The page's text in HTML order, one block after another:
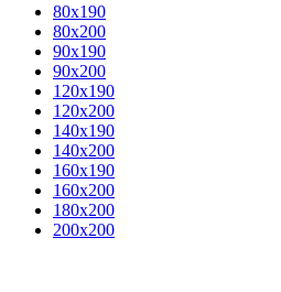
80x190
80х200
90х190
90х200
120х190
120х200
140х190
140х200
160х190
160х200
180х200
200х200